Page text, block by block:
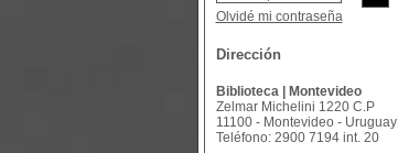
Olvidé mi contraseña
Dirección
Biblioteca | Montevideo
Zelmar Michelini 1220 C.P
11100 - Montevideo - Uruguay
Teléfono: 2900 7194 int. 20